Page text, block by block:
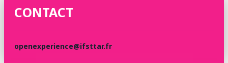
CONTACT
openexperience@ifsttar.fr